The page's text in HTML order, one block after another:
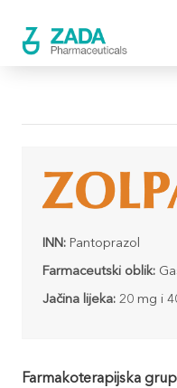
INN: Pantoprazol
Farmaceutski oblik:
Jačina lijeka:20 mg i
Farmakoterapijska